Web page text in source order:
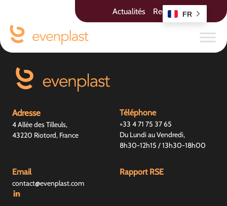
Actualités Recrutement
Auteur/autrice : globule
Adresse
4 Allée des Tilleuls,
43220 Riotord, France
Téléphone
+33 4 71 75 37 65
Du Lundi au Vendredi,
8h30-12h15 / 13h30-18h00
Email
contact@evenplast.com
Rapport RSE
FR